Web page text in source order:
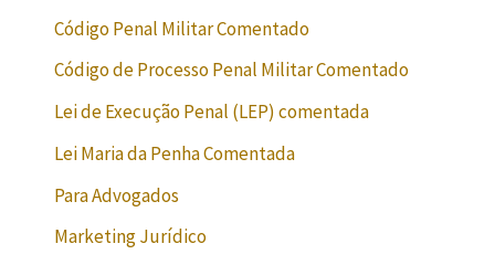
Código Penal Militar Comentado
Código de Processo Penal Militar Comentado
Lei de Execução Penal (LEP) comentada
Lei Maria da Penha Comentada
Para Advogados
Marketing Jurídico